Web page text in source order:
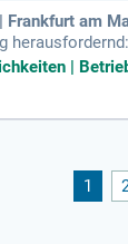
Frankfurt am
sind im Notfall
|
1